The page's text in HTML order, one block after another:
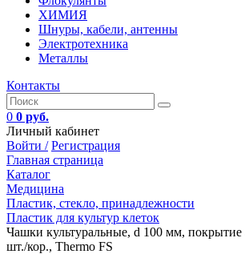
ХИМИЯ
Шнуры, кабели, антенны
Электротехника
Металлы
Контакты
0 0 руб.
Личный кабинет
Войти / Регистрация
Главная страница
Каталог
Медицина
Пластик, стекло, принадлежности
Пластик для культур клеток
Чашки культуральные, d 100 мм,
шт./кор., Thermo FS